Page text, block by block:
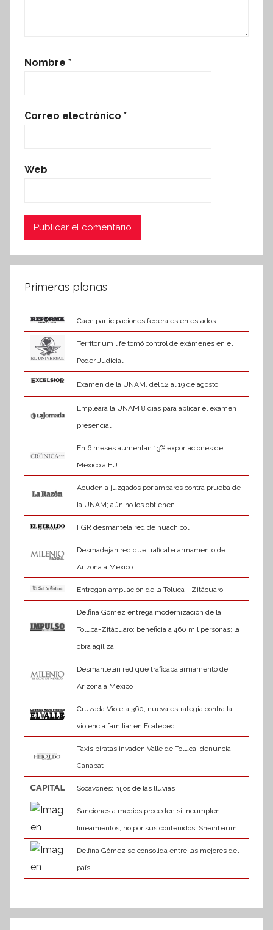
Nombre *
Correo electrónico *
Web
Primeras planas
Caen participaciones federales en estados
Territorium life tomó control de exámenes en el
Poder Judicial
Examen de la UNAM, del 12 al 19 de agosto
Empleará la UNAM 8 días para aplicar el examen
presencial
En 6 meses aumentan 13% exportaciones de
México a EU
Acuden a juzgados por amparos contra prueba de
la UNAM; aún no los obtienen
FGR desmantela red de huachicol
Desmadejan red que traficaba armamento de
Arizona a México
Entregan ampliación de la Toluca - Zitácuaro
Delfina Gómez entrega modernización de la
Toluca-Zitácuaro; beneficia a 460 mil personas: la
obra agiliza
Desmantelan red que traficaba armamento de
Arizona a México
Cruzada Violeta 360, nueva estrategia contra la
violencia familiar en Ecatepec
Taxis piratas invaden Valle de Toluca, denuncia
Canapat
Socavones: hijos de las lluvias
Sanciones a medios proceden si incumplen
lineamientos, no por sus contenidos: Sheinbaum
Delfina Gómez se consolida entre las mejores del
país